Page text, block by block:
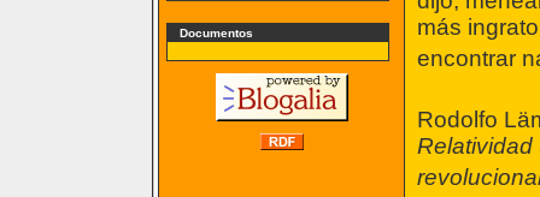
Documentos
más
encontrar
Rodolfo
Relatividad